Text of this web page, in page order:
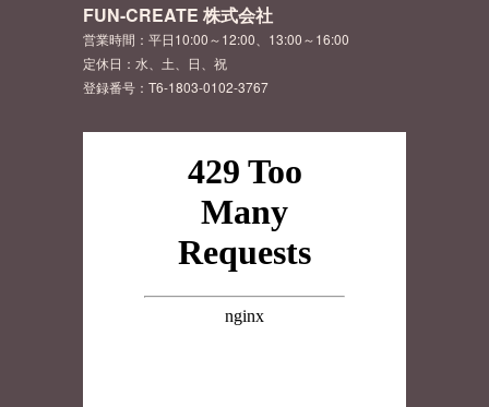
FUN-CREATE 株式会社
営業時間：平日10:00～12:00、13:00～16:00
定休日：水、土、日、祝
登録番号：T6-1803-0102-3767